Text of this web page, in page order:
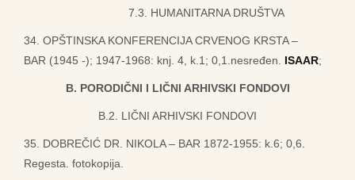
7.3. HUMANITARNA DRUŠTVA
34. OPŠTINSKA KONFERENCIJA CRVENOG KRSTA –
BAR (1945 -); 1947-1968: knj. 4, k.1; 0,1.nesređen. ISAAR;
B. PORODIČNI I LIČNI ARHIVSKI FONDOVI
B.2. LIČNI ARHIVSKI FONDOVI
35. DOBREČIĆ DR. NIKOLA – BAR 1872-1955: k.6; 0,6.
Regesta. fotokopija.